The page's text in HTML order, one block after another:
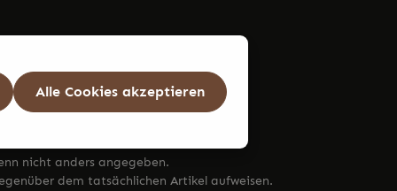
nicht anders angegeben.
dem tatsächlichen Artikel aufweisen.
Alle Cookies akzeptieren